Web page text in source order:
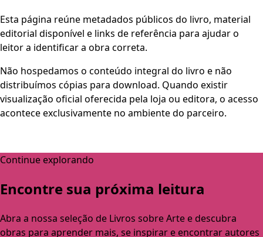
Esta página reúne metadados públicos do livro, material
editorial disponível e links de referência para ajudar o
leitor a identificar a obra correta.
Não hospedamos o conteúdo integral do livro e não
distribuímos cópias para download. Quando existir
visualização oficial oferecida pela loja ou editora, o acesso
acontece exclusivamente no ambiente do parceiro.
Continue explorando
Encontre sua próxima leitura
Abra a nossa seleção de Livros sobre Arte e descubra
obras para aprender mais, se inspirar e encontrar autores